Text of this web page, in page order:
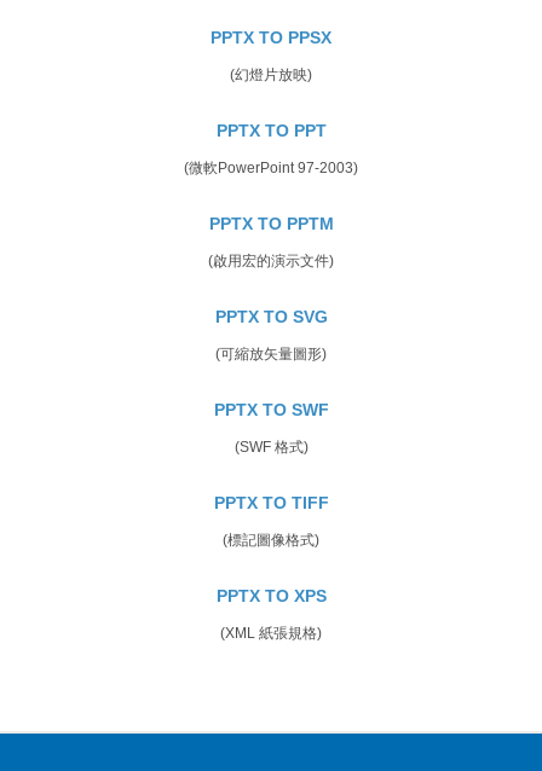
PPTX TO PPSX
(幻燈片放映)
PPTX TO PPT
(微軟PowerPoint 97-2003)
PPTX TO PPTM
(啟用宏的演示文件)
PPTX TO SVG
(可縮放矢量圖形)
PPTX TO SWF
(SWF 格式)
PPTX TO TIFF
(標記圖像格式)
PPTX TO XPS
(XML 紙張規格)